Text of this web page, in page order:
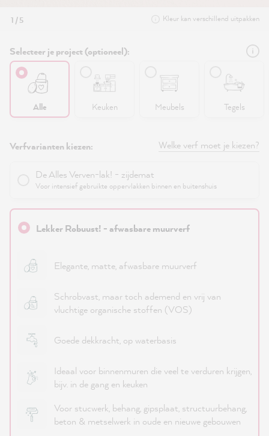
1 / 5 Kleur kan verschillend uitpakken
Selecteer je project (optioneel):
Alle Keuken Meubels Tegels
Verfvarianten kiezen: Welke verf moet je kiezen?
De Alles Verven-lak! - zijdemat
Voor intensief gebruikte oppervlakken binnen en buitenshuis
Lekker Robuust! - afwasbare muurverf
Elegante, matte, afwasbare muurverf
Schrobvast, maar toch ademend en vrij van
vluchtige organische stoffen (VOS)
Goede dekkracht, op waterbasis
Ideaal voor binnenmuren die veel te verduren krijgen,
bijv. in de gang en keuken
Voor stucwerk, behang, gipsplaat, structuurbehang,
beton & metselwerk in oude en nieuwe gebouwen